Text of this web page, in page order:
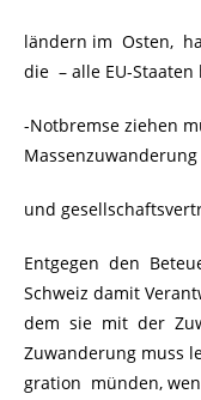
ländern im Osten,
die – alle EU-
-Notbremse ziehen
und
Entgegen den
Schweiz damit
dem sie mit der
Zuwanderung muss
gration münden,